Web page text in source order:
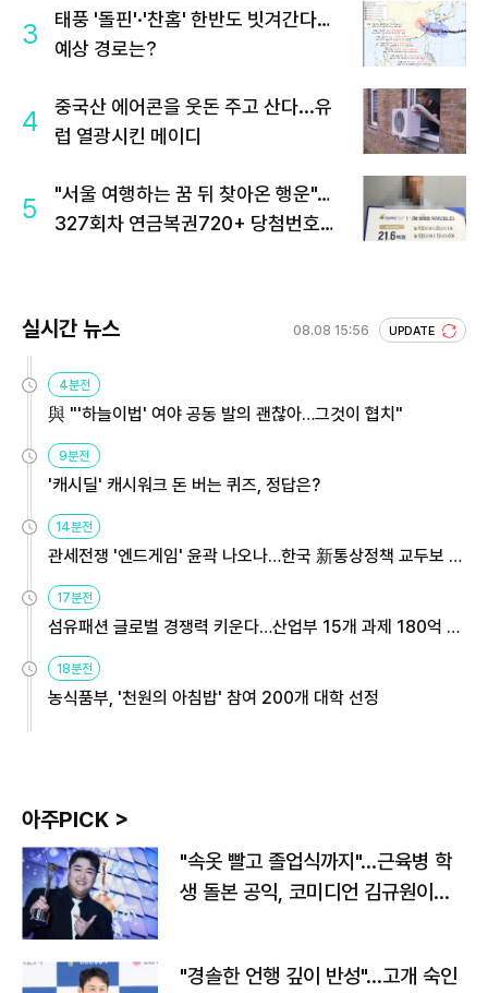
3
태풍 '돌핀'·'찬홈' 한반도 빗겨간다…
예상 경로는?
4
중국산 에어콘을 웃돈 주고 산다...유
럽 열광시킨 메이디
5
"서울 여행하는 꿈 뒤 찾아온 행운"…
327회차 연금복권720+ 당첨번호조
실시간 뉴스 08.08 15:56 UPDATE
4분전
與 "'하늘이법' 여야 공동 발의 괜찮아…그것이 협치"
9분전
'캐시딜' 캐시워크 돈 버는 퀴즈, 정답은?
14분전
관세전쟁 '엔드게임' 윤곽 나오나…한국 新통상정책 교두보 활
용해야
17분전
섬유패션 글로벌 경쟁력 키운다…산업부 15개 과제 180억 지
원
18분전
농식품부, '천원의 아침밥' 참여 200개 대학 선정
아주PICK >
"속옷 빨고 졸업식까지"…근육병 학
생 돌본 공익, 코미디언 김규원이었
"경솔한 언행 깊이 반성"…고개 숙인